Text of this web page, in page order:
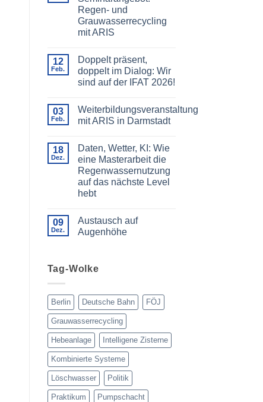
Regen- und
Grauwasserrecycling
mit ARIS
zu
Jetzt
im
DGNB-
und
Grauwasserrecycling
mit
12
Feb.
Doppelt präsent,
doppelt im Dialog: Wir
sind auf der IFAT 2026!
zu
Doppelt
präsent,
Dialog:
Wir
sind
auf
der
IFAT
2026!
03
Feb.
Weiterbildungsveranstaltung
mit ARIS in Darmstadt
zu
Weiterbildungsveranstaltung
mit
ARIS
in
Darmstadt
18
Dez.
Daten, Wetter, KI: Wie
eine Masterarbeit die
Regenwassernutzung
auf das nächste Level
hebt
zu
Daten,
Wetter,
Masterarbeit
das
nächste
Level
hebt
09
Dez.
Austausch auf
Augenhöhe
Austausch
Tag-Wolke
Berlin Deutsche Bahn FÖJ
Grauwasserrecycling
Hebeanlage Intelligene Zisterne
Kombinierte Systeme
Löschwasser Politik
Praktikum Pumpschacht